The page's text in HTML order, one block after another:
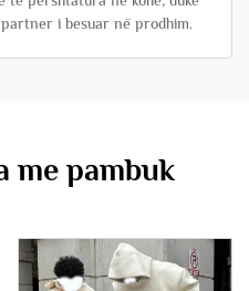
i besuar në prodhim.
me pambuk